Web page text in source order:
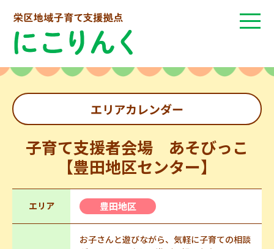
エリアカレンダー
子育て支援者会場 あそびっこ
【豊田地区センター】
エリア 豊田地区
お子さんと遊びながら、気軽に子育ての相談